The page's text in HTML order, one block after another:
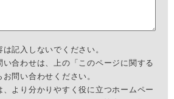
記入しないでください。
合わせは、上の「このページに関する
問い合わせください。
より分かりやすく役に立つホームペー